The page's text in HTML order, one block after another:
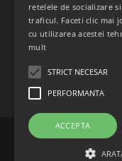
Str. Vasile
Pentru detalii
politica de
retelele de socializare
traficul. Faceti clic mai
cu utilizarea acestei
mult
STRICT NECESAR
PERFORMANTA
ACCEPTA